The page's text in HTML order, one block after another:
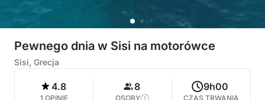
Pewnego dnia w Sisi na motorówce
Sisi, Grecja
4.8
1 OPINIE
8
OSOBY
9h00
CZAS TRWANIA